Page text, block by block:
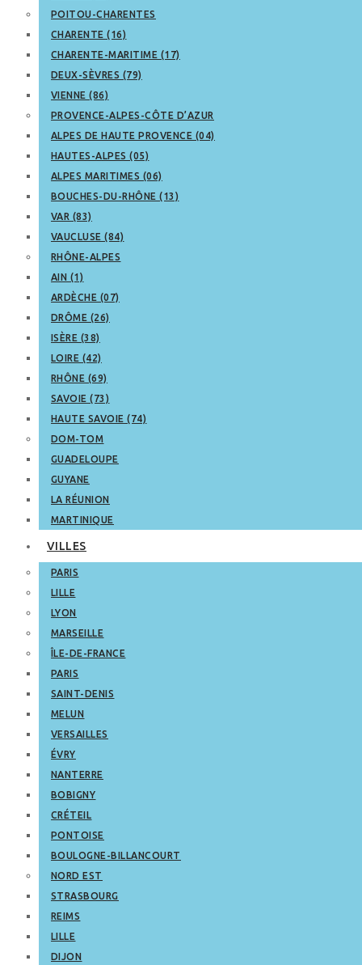
POITOU-CHARENTES
CHARENTE (16)
CHARENTE-MARITIME (17)
DEUX-SÈVRES (79)
VIENNE (86)
PROVENCE-ALPES-CÔTE D’AZUR
ALPES DE HAUTE PROVENCE (04)
HAUTES-ALPES (05)
ALPES MARITIMES (06)
BOUCHES-DU-RHÔNE (13)
VAR (83)
VAUCLUSE (84)
RHÔNE-ALPES
AIN (1)
ARDÈCHE (07)
DRÔME (26)
ISÈRE (38)
LOIRE (42)
RHÔNE (69)
SAVOIE (73)
HAUTE SAVOIE (74)
DOM-TOM
GUADELOUPE
GUYANE
LA RÉUNION
MARTINIQUE
VILLES
PARIS
LILLE
LYON
MARSEILLE
ÎLE-DE-FRANCE
PARIS
SAINT-DENIS
MELUN
VERSAILLES
ÉVRY
NANTERRE
BOBIGNY
CRÉTEIL
PONTOISE
BOULOGNE-BILLANCOURT
NORD EST
STRASBOURG
REIMS
LILLE
DIJON